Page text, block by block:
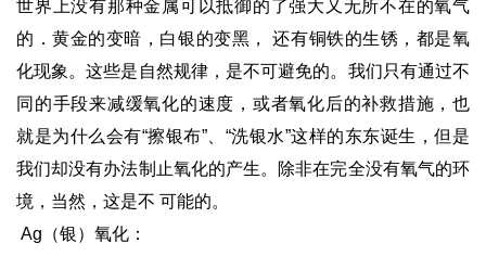
世界上没有那种金属可以抵御的了强大又无所不在的氧气
的．黄金的变暗，白银的变黑， 还有铜铁的生锈，都是氧
化现象。这些是自然规律，是不可避免的。我们只有通过不
同的手段来减缓氧化的速度，或者氧化后的补救措施，也
就是为什么会有“擦银布”、“洗银水”这样的东东诞生，但是
我们却没有办法制止氧化的产生。除非在完全没有氧气的环
境，当然，这是不 可能的。
Ag（银）氧化：